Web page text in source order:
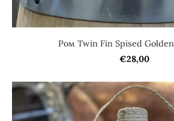
Ром Twin Fin Spised
€28,00